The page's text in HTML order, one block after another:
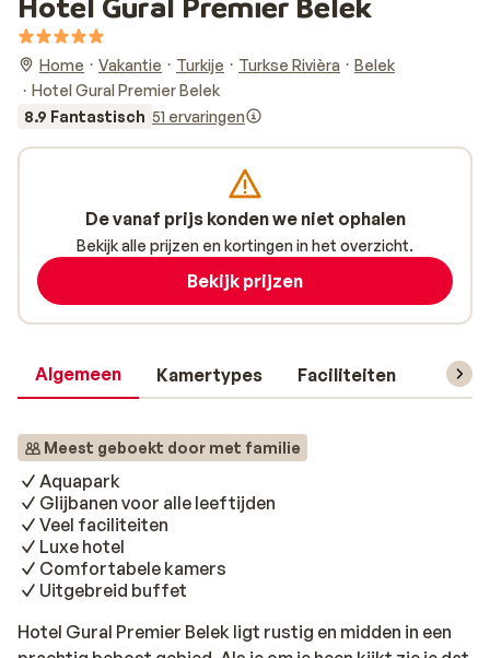
Home Vakantie Turkije Turkse Rivièra
Belek
Hotel Gural Premier Belek
8.9 Fantastisch 51 ervaringen
Algemeen Kamertypes Faciliteiten
Meest geboekt door met familie
Aquapark
Glijbanen voor alle leeftijden
Veel faciliteiten
Luxe hotel
Comfortabele kamers
Uitgebreid buffet
Hotel Gural Premier Belek ligt rustig en midden in een
De vanaf prijs konden we niet ophalen
Bekijk alle prijzen en kortingen in het overzicht.
Bekijk prijzen